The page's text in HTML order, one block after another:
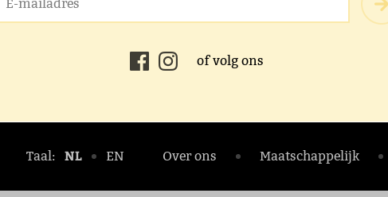
of volg ons
Taal: NL EN Over ons Maatschappelijk